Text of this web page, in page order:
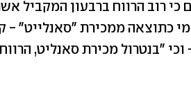
כתוצאה ממכירת "סאנלייט" -
"בנטרול מכירת סאנליט, הרווח